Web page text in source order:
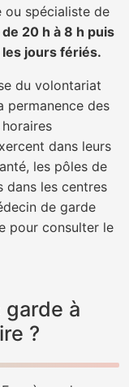
ou spécialiste de
20 h à 8 h puis
jours fériés.
du volontariat
permanence des
dans leurs
les pôles de
dans les centres
de garde
pour consulter le
à
?